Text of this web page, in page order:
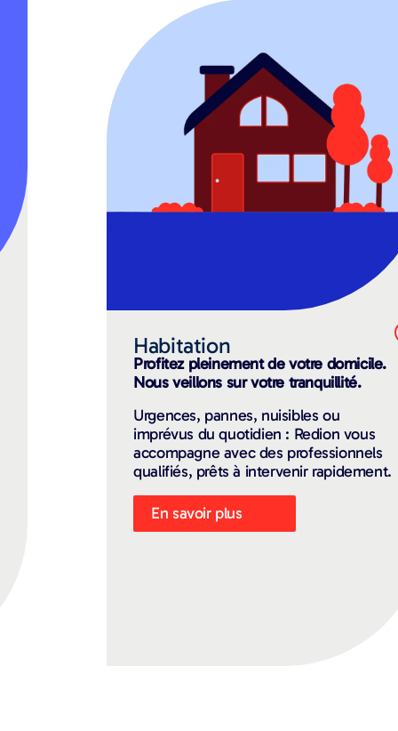
Habitation
Profitez pleinement de votre domicile.
Nous veillons sur votre tranquillité.
Urgences, pannes, nuisibles ou
imprévus du quotidien : Redion vous
accompagne avec des professionnels
qualifiés, prêts à intervenir rapidement.
En savoir plus